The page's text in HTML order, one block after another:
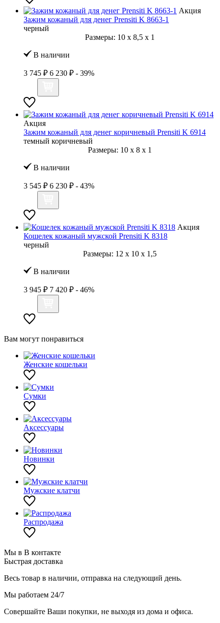
Акция
Зажим кожаный для денег Prensiti K 8663-1
черный
Размеры: 10 x 8,5 x 1
В наличии
3 745 ₽ 6 230 ₽ - 39%
Акция
Зажим кожаный для денег коричневый Prensiti K 6914
темный коричневый
Размеры: 10 x 8 x 1
В наличии
3 545 ₽ 6 230 ₽ - 43%
Акция
Кошелек кожаный мужской Prensiti K 8318
черный
Размеры: 12 x 10 x 1,5
В наличии
3 945 ₽ 7 420 ₽ - 46%
Вам могут понравиться
Женские кошельки
Сумки
Аксессуары
Новинки
Мужские клатчи
Распродажа
Мы в В контакте
Быстрая доставка
Весь товар в наличии, отправка на следующий день.
Мы работаем 24/7
Совершайте Ваши покупки, не выходя из дома и офиса.